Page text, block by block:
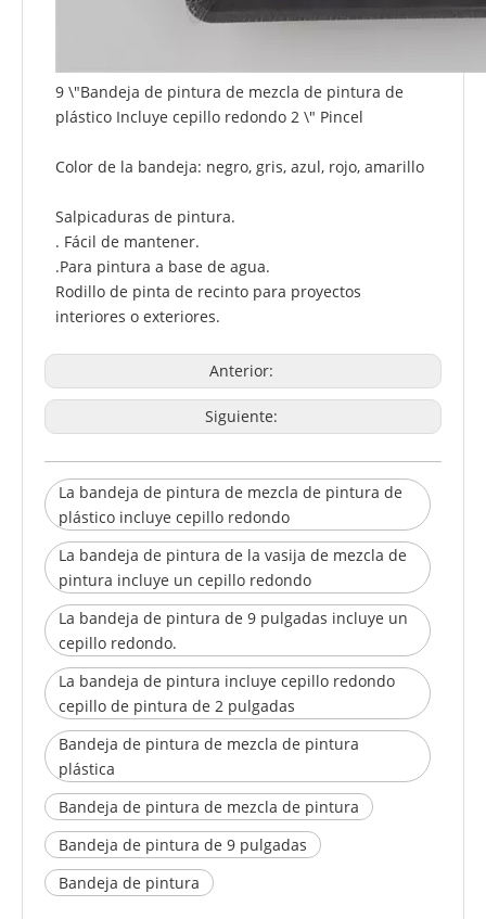
9 \"Bandeja de pintura de mezcla de pintura de
plástico Incluye cepillo redondo 2 \" Pincel
Color de la bandeja: negro, gris, azul, rojo, amarillo
Salpicaduras de pintura.
. Fácil de mantener.
.Para pintura a base de agua.
Rodillo de pinta de recinto para proyectos
interiores o exteriores.
Anterior:
Siguiente:
La bandeja de pintura de mezcla de pintura de
plástico incluye cepillo redondo
La bandeja de pintura de la vasija de mezcla de
pintura incluye un cepillo redondo
La bandeja de pintura de 9 pulgadas incluye un
cepillo redondo.
La bandeja de pintura incluye cepillo redondo
cepillo de pintura de 2 pulgadas
Bandeja de pintura de mezcla de pintura
plástica
Bandeja de pintura de mezcla de pintura
Bandeja de pintura de 9 pulgadas
Bandeja de pintura